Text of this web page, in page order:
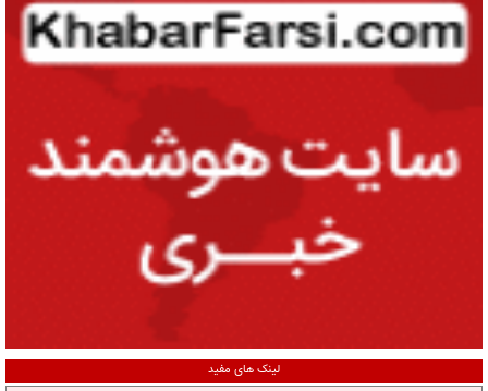
لینک های مفید